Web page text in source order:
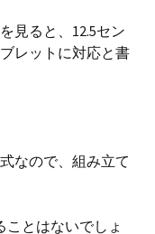
見ると、12.5セン
レットに対応と書
なので、組み立て
とはないでしょ